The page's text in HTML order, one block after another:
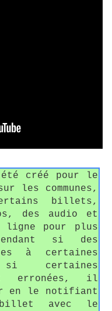
créé pour le
les communes,
billets,
des audio et
ligne pour plus
si des
à certaines
certaines
erronées, il
en le notifiant
avec le